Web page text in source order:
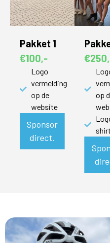
Pakket 1
€100,-
Logo
vermelding
op de
website
Sponsor
direct.
op
shirt